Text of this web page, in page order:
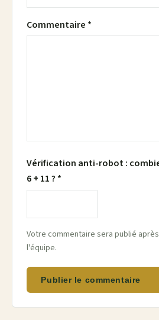
Commentaire *
Vérification anti-robot :
6 + 11 ? *
Votre commentaire sera publié
l'équipe.
Publier le commentaire